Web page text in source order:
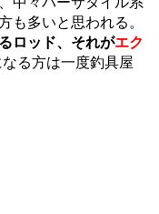
も多いと思われる。
ロッド、それがエク
る方は一度釣具屋